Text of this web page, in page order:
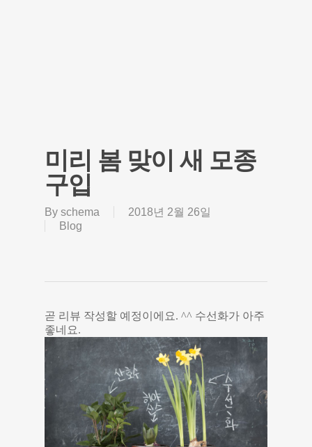
미리 봄 맞이 새 모종
구입
By schema
2018년 2월 26일
Blog
곧 리뷰 작성할 예정이에요. ^^ 수선화가 아주
좋네요.